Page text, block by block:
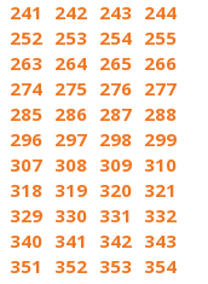
241 242 243 244
252 253 254 255
263 264 265 266
274 275 276 277
285 286 287 288
296 297 298 299
307 308 309 310
318 319 320 321
329 330 331
332
340 341 342 343
351 352 353 354